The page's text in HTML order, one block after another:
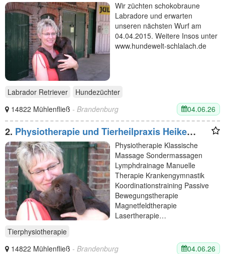
Wir züchten schokobraune
Labradore und erwarten
unseren nächsten Wurf am
04.04.2015. Weitere Insos unter
www.hundewelt-schlalach.de
Labrador Retriever
Hundezüchter
14822 Mühlenfließ - Brandenburg 04.06.26
2. Physiotherapie und Tierheilpraxis Heike
Bobel
Physiotherapie Klassische
Massage Sondermassagen
Lymphdrainage Manuelle
Therapie Krankengymnastik
Koordinationstraining Passive
Bewegungstherapie
Magnetfeldtherapie
Lasertherapie…
Tierphysiotherapie
14822 Mühlenfließ - Brandenburg 04.06.26